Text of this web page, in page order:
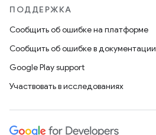
ПОДДЕРЖКА
Сообщить об ошибке на платформе
Сообщить об ошибке в документации
Google Play support
Участвовать в исследованиях